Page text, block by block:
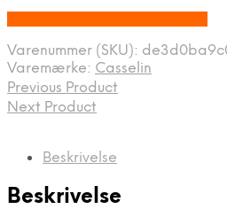
1.995,00 kr..1.596,00
Varenummer (SKU):
Varemærke: Casselin
Previous Product
Next Product
Beskrivelse
Beskrivelse